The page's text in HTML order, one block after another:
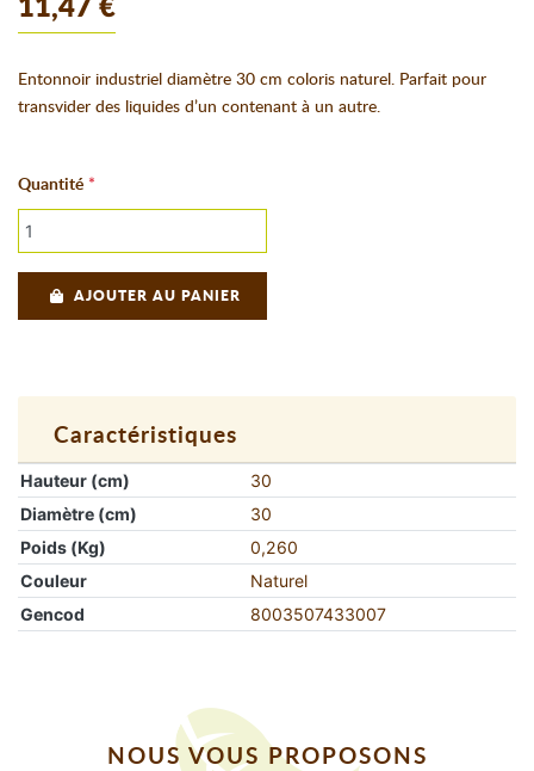
11,47 €
Entonnoir industriel diamètre 30 cm coloris naturel. Parfait pour
transvider des liquides d’un contenant à un autre.
Quantité
AJOUTER AU PANIER
Caractéristiques
Hauteur (cm)
30
Diamètre (cm)
30
Poids (Kg)
0,260
Couleur
Naturel
Gencod
8003507433007
NOUS VOUS PROPOSONS